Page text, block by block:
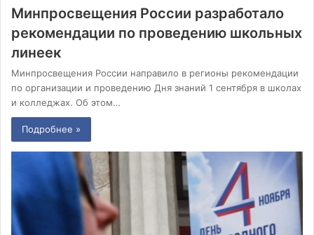
Минпросвещения России разработало
рекомендации по проведению школьных
линеек
Минпросвещения России направило в регионы рекомендации
по организации и проведению Дня знаний 1 сентября в школах
и колледжах. Об этом…
Подробнее »